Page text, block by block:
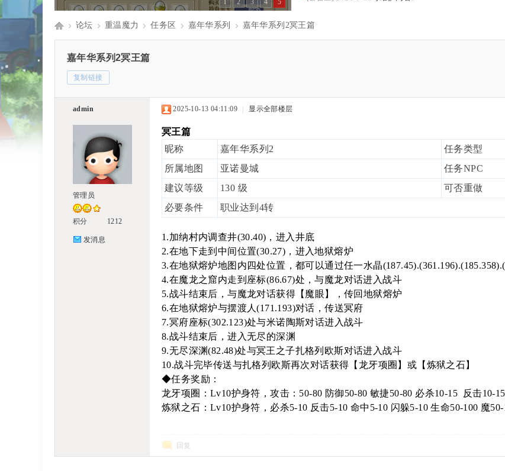
1 2 3 4 5
论坛 重温魔力 任务区 嘉年华系列 嘉年华系列2冥王篇
嘉年华系列2冥王篇
复制链接
admin
管理员
积分 1212
发消息
2025-10-13 04:11:09 显示全部楼层
冥王篇
昵称
嘉年华系列2 任务类型
所属地图
亚诺曼城 任务NPC
建议等级
130 级 可否重做
必要条件
职业达到4转
1.加纳村内调查井(30.40)，进入井底
2.在地下走到中间位置(30.27)，进入地狱熔炉
3.在地狱熔炉地图内四处位置，都可以通过任一水晶
4.在魔龙之窟内走到座标(86.67)处，与魔龙对话进入战斗
5.战斗结束后，与魔龙对话获得【魔眼】，传回地狱熔炉
6.在地狱熔炉与摆渡人(171.193)对话，传送冥府
7.冥府座标(302.123)处与米诺陶斯对话进入战斗
8.战斗结束后，进入无尽的深渊
9.无尽深渊(82.48)处与冥王之子扎格列欧斯对话进入战斗
10.战斗完毕传送与扎格列欧斯再次对话获得【龙牙项圈】或【炼狱之石】
◆任务奖励：
龙牙项圈：Lv10护身符，攻击：50-80 防御50-80 敏捷50-80 必杀10-15 反击10-
炼狱之石：Lv10护身符，必杀5-10 反击5-10 命中5-10 闪躲5-10 生命50-100 魔
回复